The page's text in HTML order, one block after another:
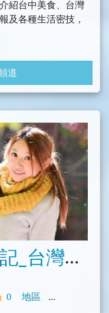
紹台中美食、台灣
及各種生活密技，
seznablog/
道
灣旅遊
0 地區 中文圈